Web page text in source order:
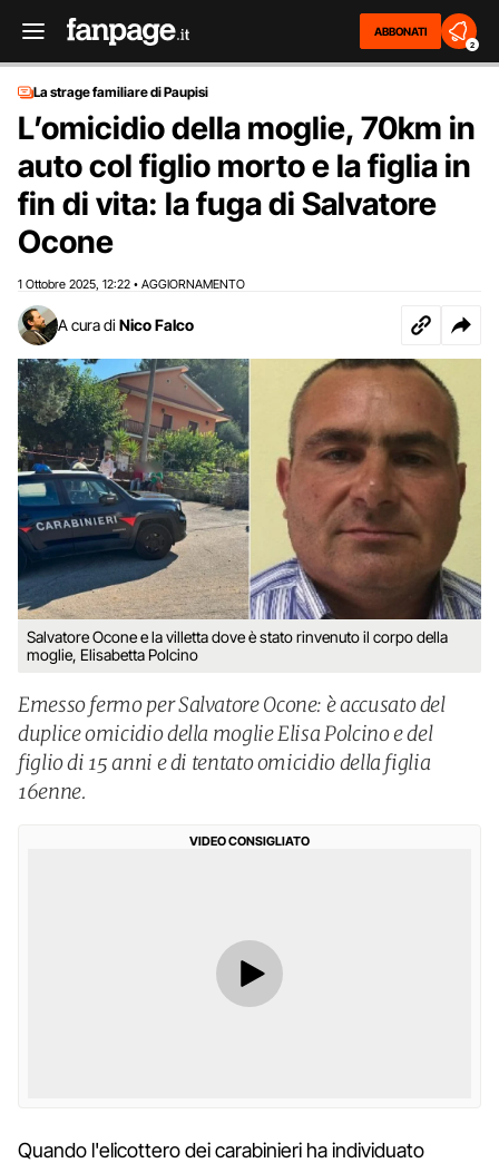
ABBONATI
2
La strage familiare di Paupisi
L’omicidio della moglie, 70km in
auto col figlio morto e la figlia in
fin di vita: la fuga di Salvatore
Ocone
1 Ottobre 2025 12:22 • AGGIORNAMENTO
A cura di Nico Falco
Salvatore Ocone e la villetta dove è stato rinvenuto il corpo della
moglie, Elisabetta Polcino
Emesso fermo per Salvatore Ocone: è accusato del
duplice omicidio della moglie Elisa Polcino e del
figlio di 15 anni e di tentato omicidio della figlia
16enne.
VIDEO CONSIGLIATO
Quando l'elicottero dei carabinieri ha individuato